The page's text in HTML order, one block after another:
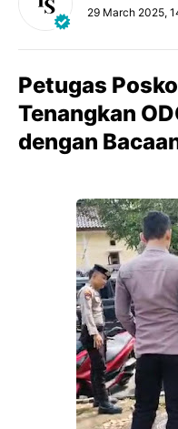
29 March 2025,
Petugas
Tenangkan
dengan